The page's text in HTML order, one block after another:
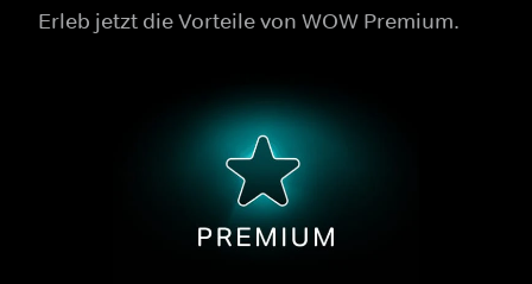
Erleb jetzt die Vorteile von WOW Premium.